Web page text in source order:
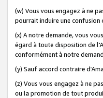
(w) Vous vous engagez à ne
pourrait induire une confusion
(x) A notre demande, vous
égard à toute disposition de
conformément à notre
(y) Sauf accord contraire
(z) Vous vous engagez à ne
ou la promotion de tout